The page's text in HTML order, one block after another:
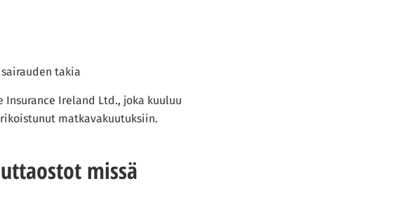
takia
Ireland Ltd., joka kuuluu
matkavakuutuksiin.
missä